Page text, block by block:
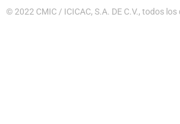
© 2022 CMIC / ICICAC, S.A. DE C.V., todos